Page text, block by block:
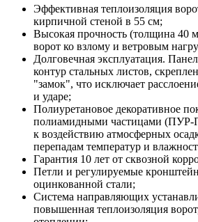
Эффективная теплоизоляция
кирпичной стеной в 55 см;
Высокая прочность (толщина 40
ворот ко взлому и ветровым
Долговечная эксплуатация.
контур стальных листов,
"замок", что исключает
и ударе;
Полиуретановое декоративное
полиамидными частицами (ПУР-
к воздействию атмосферных
перепадам температур и
Гарантия 10 лет от сквозной
Петли и регулируемые
оцинкованной стали;
Система направляющих
повышенная теплоизоляция